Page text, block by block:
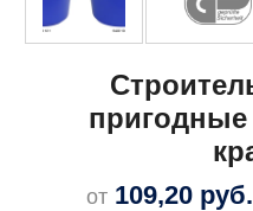
от 109,20 руб.